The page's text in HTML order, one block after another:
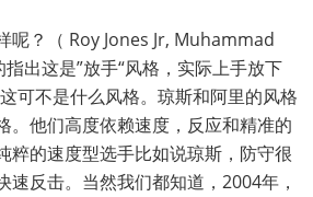
呢？（ Roy Jones Jr, Muhammad
出这是”放手“风格，实际上手放下
可不是什么风格。琼斯和阿里的风格
。他们高度依赖速度，反应和精准的
粹的速度型选手比如说琼斯，防守很
速反击。当然我们都知道，2004年，